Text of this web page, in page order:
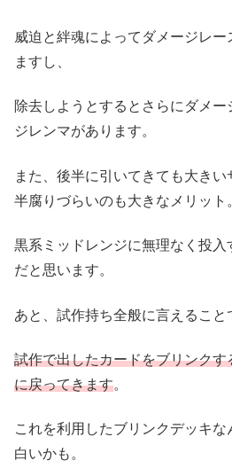
威迫と絆魂によってダメージレー
ますし、
除去しようとするとさらにダメー
ジレンマがあります。
また、後半に引いてきても大き
半腐りづらいのも大きなメリット
黒系ミッドレンジに無理なく投入
だと思います。
あと、試作持ち全般に言えること
試作で出したカードをブリンク
に戻ってきます。
これを利用したブリンクデッキ
白いかも。